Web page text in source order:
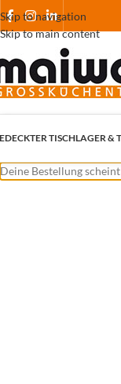
Skip to navigation
Skip to main content
TISCHLAGER &
Deine Bestellung